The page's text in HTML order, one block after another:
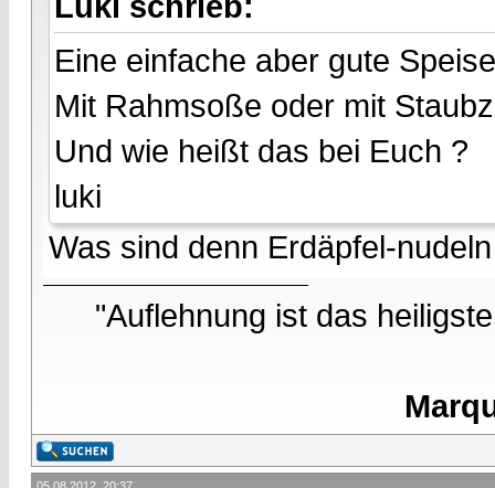
Eine einfache aber gute
Mit Rahmsoße oder mit
Und wie heißt das bei Euch ?
luki
Was sind denn Erdäpfel-
"Auflehnung ist das